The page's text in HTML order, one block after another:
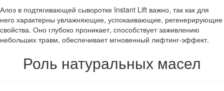
Алоэ в подтягивающей сыворотке Instant Lift важно, так как для
него характерны увлажняющие, успокаивающие, регенерирующие
свойства. Оно глубоко проникает, способствует заживлению
небольших травм, обеспечивает мгновенный лифтинг-эффект.
Роль натуральных масел